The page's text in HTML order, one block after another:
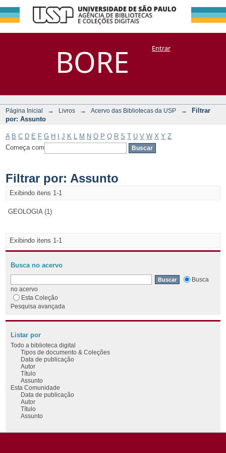
BORE
Filtrar por:
Assunto
DSpace/Manakin + CoriscoEntrar
Página Inicial → Livros → Acervo das Bibliotecas da USP →
Filtrar
por: Assunto
A B C D E F G H J K M N O P Q R S T U V W X Y Z
Começa com
Filtrar por: Assunto
Exibindo itens 1-1
GEOLOGIA (1)
Exibindo itens 1-1
Busca no acervo
Busca
no acervo
Esta Coleção
Pesquisa avançada
Listar por
Todo a biblioteca digital
Tipos de documento & Coleções
Data de publicação
Autor
Título
Assunto
Esta Comunidade
Data de publicação
Autor
Título
Assunto